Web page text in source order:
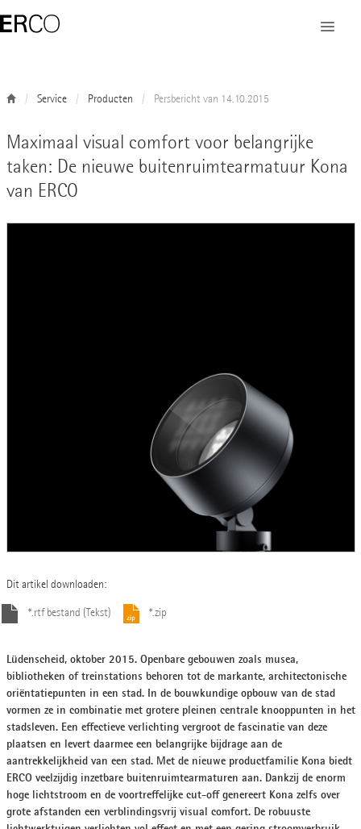
Service Producten Persbericht van 14.10.2015
Maximaal visual comfort voor belangrijke
taken: De nieuwe buitenruimtearmatuur Kona
van ERCO
Dit artikel downloaden:
*.rtf bestand (Tekst) *.zip
Lüdenscheid, oktober 2015. Openbare gebouwen zoals musea,
bibliotheken of treinstations behoren tot de markante, architectonische
oriëntatiepunten in een stad. In de bouwkundige opbouw van de stad
vormen ze in combinatie met grotere pleinen centrale knooppunten in het
stadsleven. Een effectieve verlichting vergroot de fascinatie van deze
plaatsen en levert daarmee een belangrijke bijdrage aan de
aantrekkelijkheid van een stad. Met de nieuwe productfamilie Kona biedt
ERCO veelzijdig inzetbare buitenruimtearmaturen aan. Dankzij de enorm
hoge lichtstroom en de voortreffelijke cut-off genereert Kona zelfs over
grote afstanden een verblindingsvrij visual comfort. De robuuste